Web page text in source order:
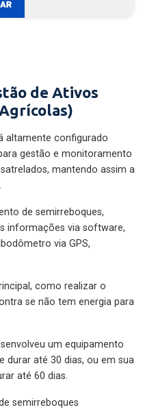
de Ativos
altamente configurado
gestão e monitoramento
mantendo assim a
de semirreboques,
informações via software,
via GPS,
como realizar o
se não tem energia para
um equipamento
durar até 30 dias, ou em sua
até 60 dias.
semirreboques